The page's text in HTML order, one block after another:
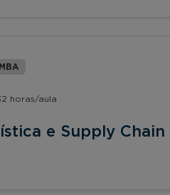
MBA
horas/aula
e Supply